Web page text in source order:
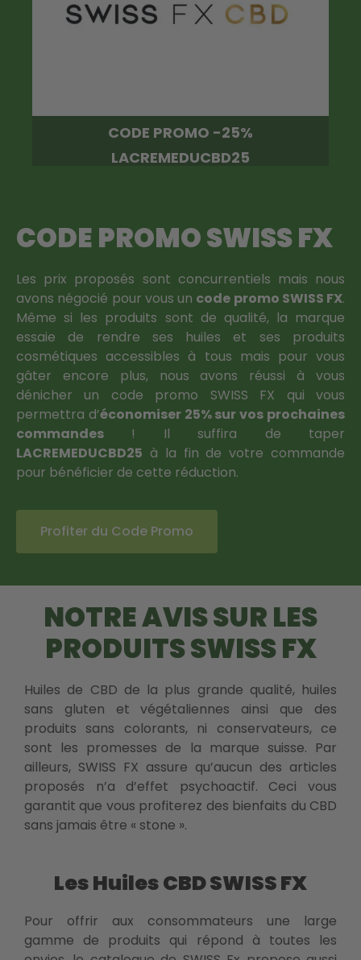
CODE PROMO SWISS FX
Les prix proposés sont concurrentiels mais nous
avons négocié pour vous un code promo SWISS FX.
Même si les produits sont de qualité, la marque
essaie de rendre ses huiles et ses produits
cosmétiques accessibles à tous mais pour vous
gâter encore plus, nous avons réussi à vous
dénicher un code promo SWISS FX qui vous
permettra d’économiser 25% sur vos prochaines
commandes ! Il suffira de taper
LACREMEDUCBD25 à la fin de votre commande
pour bénéficier de cette réduction.
Profiter du Code Promo
CODE PROMO -25%
LACREMEDUCBD25
NOTRE AVIS SUR LES
PRODUITS SWISS FX
Huiles de CBD de la plus grande qualité, huiles
sans gluten et végétaliennes ainsi que des
produits sans colorants, ni conservateurs, ce
sont les promesses de la marque suisse. Par
ailleurs, SWISS FX assure qu’aucun des articles
proposés n’a d’effet psychoactif. Ceci vous
garantit que vous profiterez des bienfaits du CBD
sans jamais être « stone ».
Les Huiles CBD SWISS FX
Pour offrir aux consommateurs une large
gamme de produits qui répond à toutes les